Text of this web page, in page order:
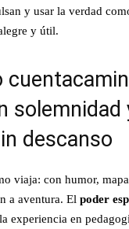
y usar la verdad
y útil.
solemnidad
descanso
viaja: con humor,
a aventura. El poder
experiencia en